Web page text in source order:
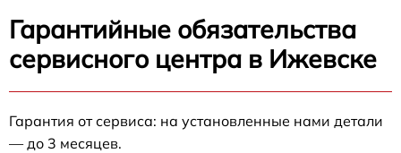
Гарантийные обязательства
сервисного центра в Ижевске
Гарантия от сервиса: на установленные нами детали
— до 3 месяцев.